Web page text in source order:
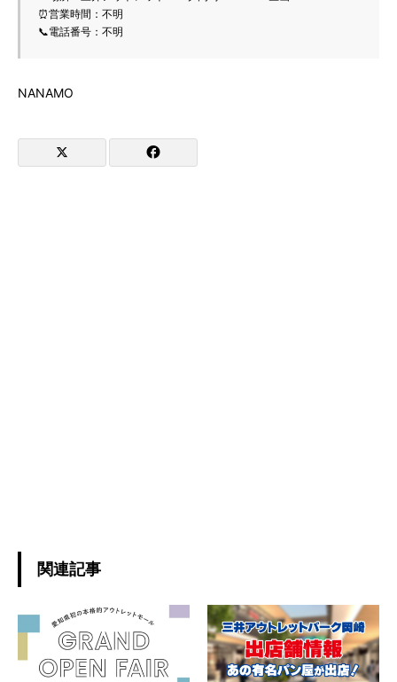
⏰営業時間：不明
📞電話番号：不明
NANAMO
関連記事